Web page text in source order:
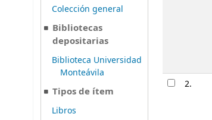
Colección general
Bibliotecas
depositarias
Biblioteca Universidad
Monteávila
Tipos de ítem
Libros
2.